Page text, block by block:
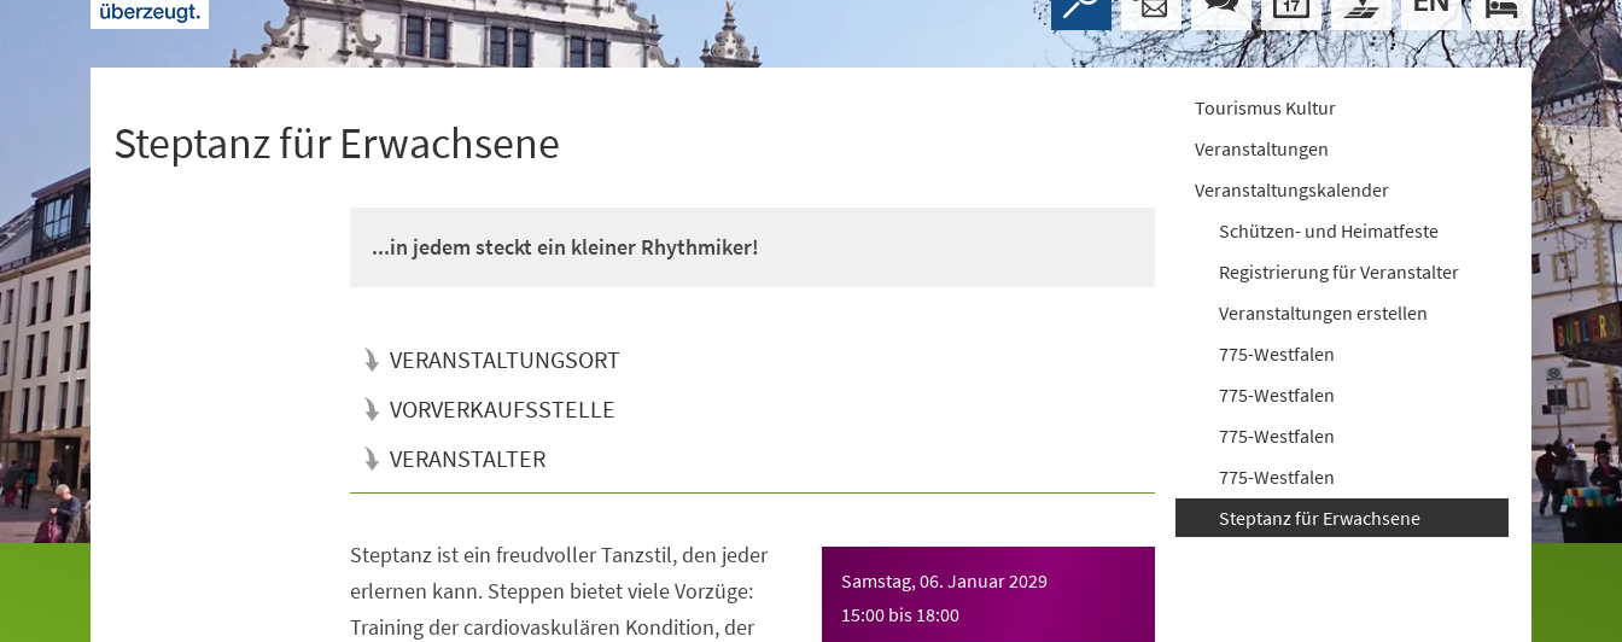
Steptanz für Erwachsene
...in jedem steckt ein kleiner Rhythmiker!
VERANSTALTUNGSORT
VORVERKAUFSSTELLE
VERANSTALTER
Samstag, 06. Januar 2029
15:00 bis 18:00
Steptanz ist ein freudvoller Tanzstil, den jeder
erlernen kann. Steppen bietet viele Vorzüge:
Training der cardiovaskulären Kondition, der
Tourismus Kultur
Veranstaltungen
Veranstaltungskalender
Schützen- und Heimatfeste
Registrierung für Veranstalter
Veranstaltungen erstellen
775-Westfalen
775-Westfalen
775-Westfalen
775-Westfalen
Steptanz für Erwachsene